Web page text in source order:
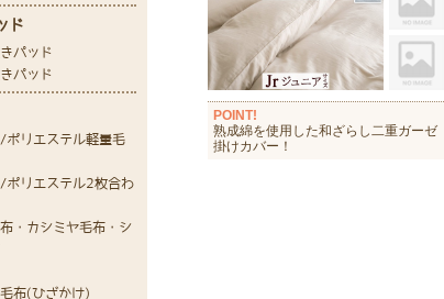
POINT!
熟成綿を使用した和ざらし二重ガーゼ
掛けカバー！